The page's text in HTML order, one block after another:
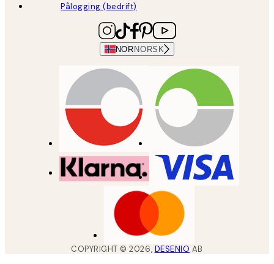
Pålogging (bedrift)
NOR NORSK
COPYRIGHT ©2026, DESENIO AB